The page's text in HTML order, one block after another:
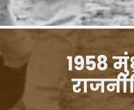
1958